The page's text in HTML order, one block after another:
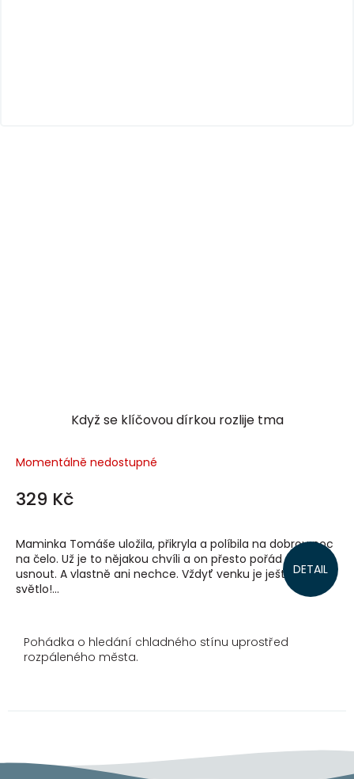
Když se klíčovou dírkou rozlije tma
Momentálně nedostupné
329 Kč
DETAIL
Maminka Tomáše uložila, přikryla a políbila na dobrou noc
na čelo. Už je to nějakou chvíli a on přesto pořád nemůže
usnout. A vlastně ani nechce. Vždyť venku je ještě
světlo!...
Pohádka o hledání chladného stínu uprostřed
rozpáleného města.